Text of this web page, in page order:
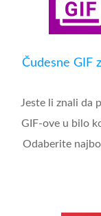
Čudesne GIF
Jeste li znali da
GIF-ove u bilo
Odaberite